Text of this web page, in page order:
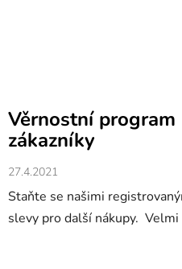
Věrnostní
zákazníky
27.4.2021
Staňte se našimi
slevy pro další nákupy. Velmi